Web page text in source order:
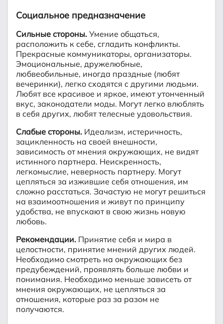
Социальное предназначение
Сильные стороны. Умение общаться,
расположить к себе, сгладить конфликты.
Прекрасные коммуникаторы, организаторы.
Эмоциональные, дружелюбные,
любвеобильные, иногда праздные (любят
вечеринки), легко сходятся с другими людьми.
Любят все красивое и яркое, имеют утонченный
вкус, законодатели моды. Могут легко влюблять
в себя других, любят телесные удовольствия.
Слабые стороны. Идеализм, истеричность,
зацикленность на своей внешности,
зависимость от мнения окружающих, не видят
истинного партнера. Неискренность,
легкомыслие, неверность партнеру. Могут
цепляться за изжившие себя отношения, им
сложно расстаться. Зачастую не могут решиться
на взаимоотношения и живут по принципу
удобства, не впускают в свою жизнь новую
любовь.
Рекомендации. Принятие себя и мира в
целостности, принятие мнений других людей.
Необходимо смотреть на окружающих без
предубеждений, проявлять больше любви и
понимания. Необходимо меньше зависеть от
мнения окружающих, не цепляться за
отношения, которые раз за разом не
получаются.